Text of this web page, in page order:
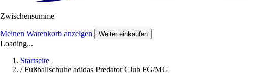
Zwischensumme
Meinen Warenkorb anzeigen Weiter einkaufen
Loading...
Startseite
/ Fußballschuhe adidas Predator Club FG/MG